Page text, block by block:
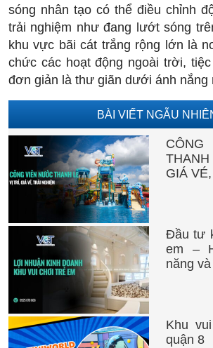
sóng nhân tạo có thể điều chỉnh
trải nghiệm như đang lướt sóng
khu vực bãi cát trắng rộng lớn là
chức các hoạt động ngoài trời,
đơn giản là thư giãn dưới ánh nắng
BÀI VIẾT NGẪU
GIÁ
Đầu tư
em –
năng
Khu
quận 8